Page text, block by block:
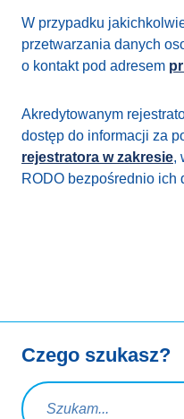
W przypadku
przetwarzania danych
o kontakt pod adresem
Akredytowanym
dostęp do informacji za
rejestratora w zakresie,
RODO bezpośrednio ich
Czego szukasz?
Zapytanie wyszukiwania